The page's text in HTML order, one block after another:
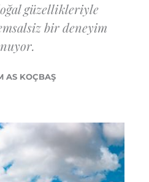
güzellikleriyle
bir deneyim
AS KOÇBAŞ